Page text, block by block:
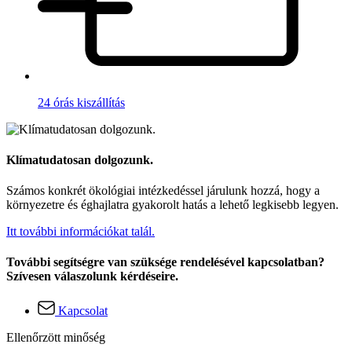
24 órás kiszállítás
Klímatudatosan dolgozunk.
Számos konkrét ökológiai intézkedéssel járulunk hozzá, hogy a
környezetre és éghajlatra gyakorolt hatás a lehető legkisebb legyen.
Itt további információkat talál.
További segítségre van szüksége rendelésével kapcsolatban?
Szívesen válaszolunk kérdéseire.
Kapcsolat
Ellenőrzött minőség